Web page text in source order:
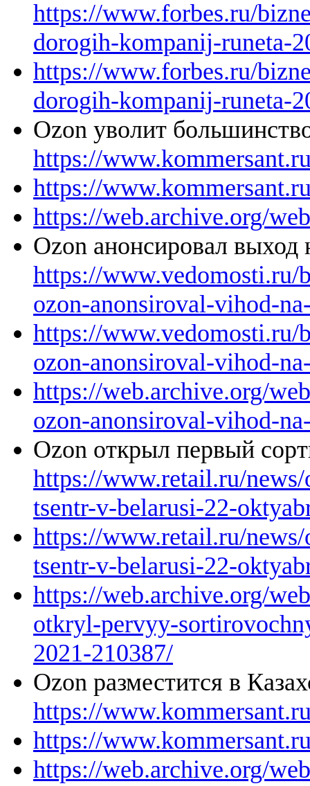
https://www.forbes.ru/
dorogih-kompanij-runeta-
https://www.forbes.ru/
dorogih-kompanij-runeta-
Ozon уволит
https://
https://
https://web.archive.org/
Ozon анонсировал
https://www.vedomosti.ru/
ozon-anonsiroval-vihod-
https://www.vedomosti.ru/
ozon-anonsiroval-vihod-
https://web.archive.org/
ozon-anonsiroval-vihod-
Ozon открыл первый
https://www.retail.ru/
tsentr-v-belarusi-22-
https://www.retail.ru/
tsentr-v-belarusi-22-
https://web.archive.org/
otkryl-pervyy-
2021-210387/
Ozon разместится в
https://
https://
https://web.archive.org/